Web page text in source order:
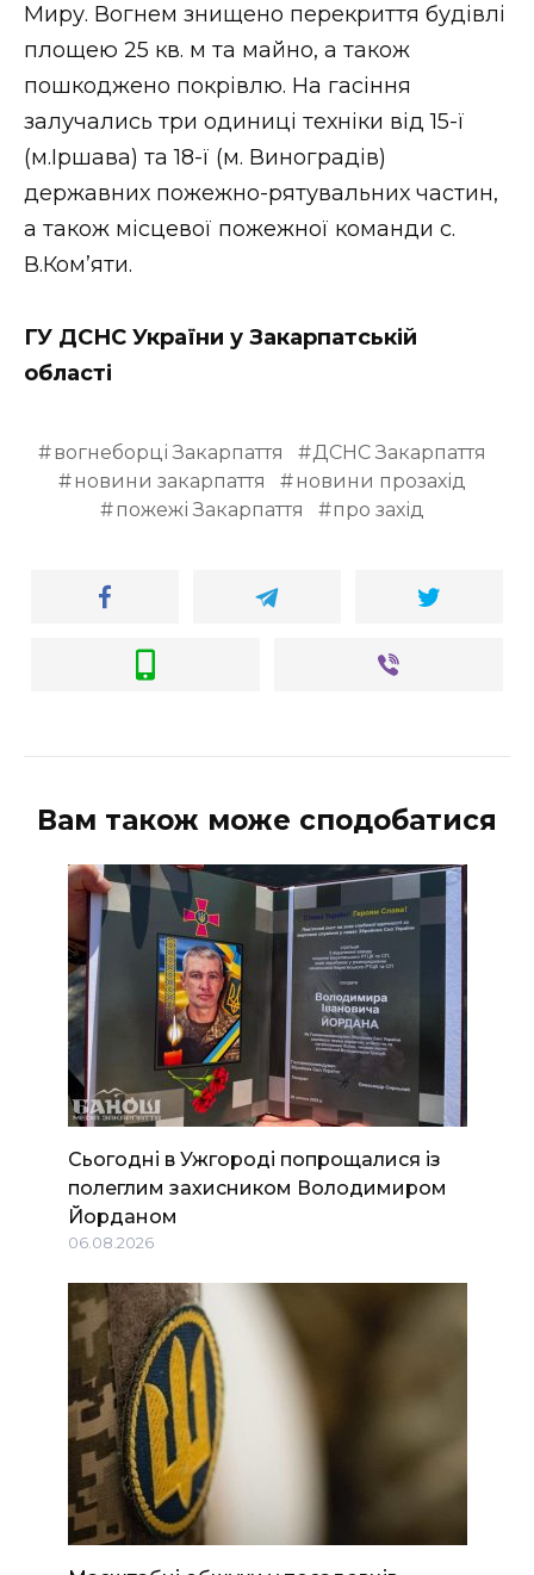
Миру. Вогнем знищено перекриття будівлі
площею 25 кв. м та майно, а також
пошкоджено покрівлю. На гасіння
залучались три одиниці техніки від 15-ї
(м.Іршава) та 18-ї (м. Виноградів)
державних пожежно-рятувальних частин,
а також місцевої пожежної команди с.
В.Ком’яти.
ГУ ДСНС України у Закарпатській
області
вогнеборці Закарпаття
ДСНС Закарпаття
новини закарпаття
новини прозахід
пожежі Закарпаття
про захід
Вам також може сподобатися
Сьогодні в Ужгороді попрощалися із
полеглим захисником Володимиром
Йорданом
06.08.2026